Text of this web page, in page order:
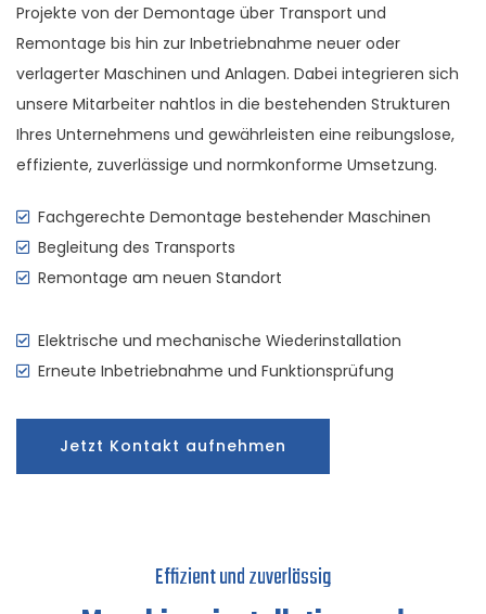
Projekte von der Demontage über Transport und
Remontage bis hin zur Inbetriebnahme neuer oder
verlagerter Maschinen und Anlagen. Dabei integrieren sich
unsere Mitarbeiter nahtlos in die bestehenden Strukturen
Ihres Unternehmens und gewährleisten eine reibungslose,
effiziente, zuverlässige und normkonforme Umsetzung.
Fachgerechte Demontage bestehender Maschinen
Begleitung des Transports
Remontage am neuen Standort
Elektrische und mechanische Wiederinstallation
Erneute Inbetriebnahme und Funktionsprüfung
Jetzt Kontakt aufnehmen
Effizient und zuverlässig